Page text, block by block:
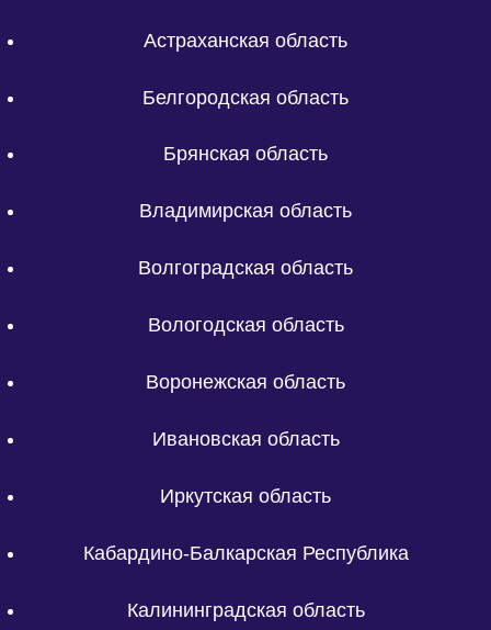
Астраханская область
Белгородская область
Брянская область
Владимирская область
Волгоградская область
Вологодская область
Воронежская область
Ивановская область
Иркутская область
Кабардино-Балкарская Республика
Калининградская область